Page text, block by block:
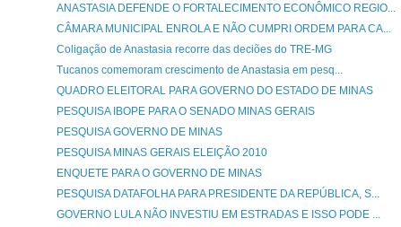
ANASTASIA DEFENDE O FORTALECIMENTO ECONÔMICO REGIO...
CÂMARA MUNICIPAL ENROLA E NÃO CUMPRI ORDEM PARA CA...
Coligação de Anastasia recorre das deciões do TRE-MG
Tucanos comemoram crescimento de Anastasia em pesq...
QUADRO ELEITORAL PARA GOVERNO DO ESTADO DE MINAS
PESQUISA IBOPE PARA O SENADO MINAS GERAIS
PESQUISA GOVERNO DE MINAS
PESQUISA MINAS GERAIS ELEIÇÃO 2010
ENQUETE PARA O GOVERNO DE MINAS
PESQUISA DATAFOLHA PARA PRESIDENTE DA REPÚBLICA, S...
GOVERNO LULA NÃO INVESTIU EM ESTRADAS E ISSO PODE ...